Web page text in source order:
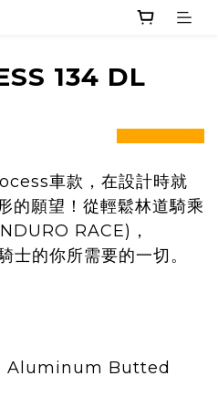
134 DL
車款，在設計時就
的願望！從輕鬆林道騎乘
RACE)，
的你所需要的一切。
Aluminum Butted